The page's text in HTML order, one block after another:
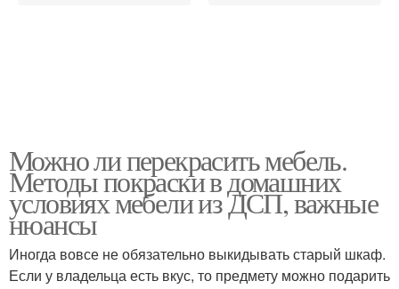
Можно ли перекрасить мебель.
Методы покраски в домашних
условиях мебели из ДСП, важные
нюансы
Иногда вовсе не обязательно выкидывать старый шкаф.
Если у владельца есть вкус, то предмету можно подарить